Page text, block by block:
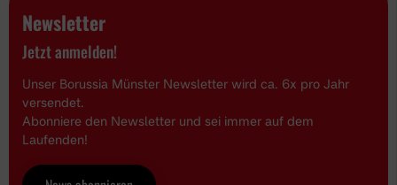
Newsletter
Jetzt anmelden!
Unser Borussia Münster Newsletter wird ca. 6x pro Jahr
versendet.
Abonniere den Newsletter und sei immer auf dem
Laufenden!